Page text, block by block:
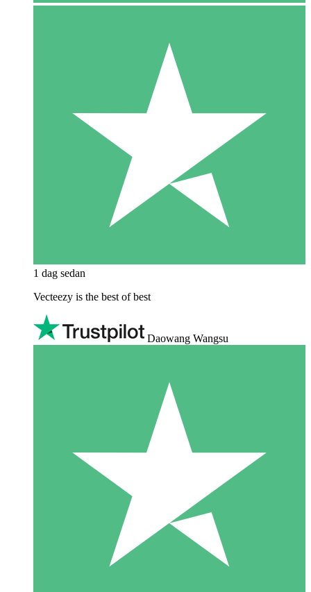
1 dag sedan
Vecteezy is the best of best
Daowang Wangsu